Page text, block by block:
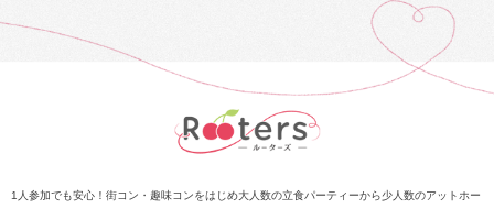
1人参加でも安心！街コン・趣味コンをはじめ大人数の立食パーティーから少人数のアットホー